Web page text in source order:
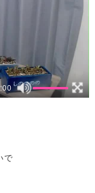
で